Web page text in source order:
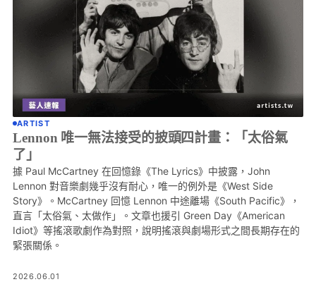
ARTIST
Lennon 唯一無法接受的披頭四計畫：「太俗氣
了」
據 Paul McCartney 在回憶錄《The Lyrics》中披露，John
Lennon 對音樂劇幾乎沒有耐心，唯一的例外是《West Side
Story》。McCartney 回憶 Lennon 中途離場《South Pacific》，
直言「太俗氣、太做作」。文章也援引 Green Day《American
Idiot》等搖滾歌劇作為對照，說明搖滾與劇場形式之間長期存在的
緊張關係。
2026.06.01